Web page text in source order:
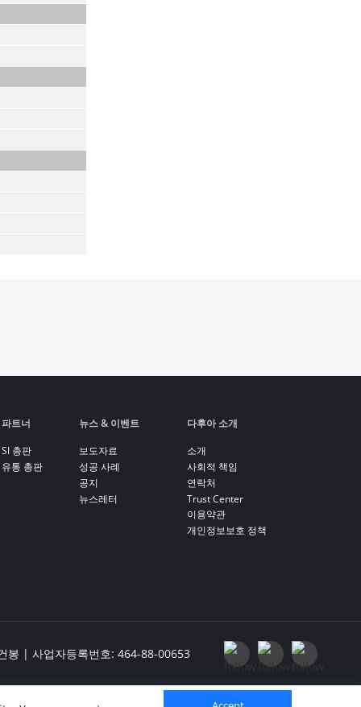
파트너
SI 총판
유통 총판
뉴스 & 이벤트
보도자료
성공 사례
공지
뉴스레터
다후아 소개
소개
사회적 책임
연락처
Trust Center
이용약관
개인정보보호 정책
봉 | 사업자등록번호: 464-88-00653